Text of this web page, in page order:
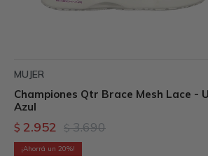
MUJER
Championes Qtr Brace Mesh Lace -
Azul
$ 2.952 $ 3.690
20